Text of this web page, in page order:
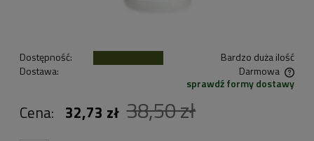
Dostępność:
Bardzo duża ilość
Dostawa:
Darmowa
Cena nie zawiera ewentualnych kosztów płatnościsprawdź formy dostawy
Cena: 32,73 zł 38,50 zł